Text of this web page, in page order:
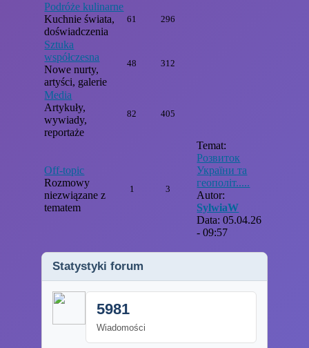
Podróże kulinarne
Kuchnie świata,
doświadczenia
61 296
Sztuka
współczesna
Nowe nurty,
artyści, galerie
48 312
Media
Artykuły,
wywiady,
reportaże
82 405
Off-topic
Rozmowy
niezwiązane z
tematem
1 3
Temat:
Розвиток
України та
геополіт.....
Autor:
SylwiaW
Data: 05.04.26
- 09:57
Statystyki forum
5981
Wiadomości